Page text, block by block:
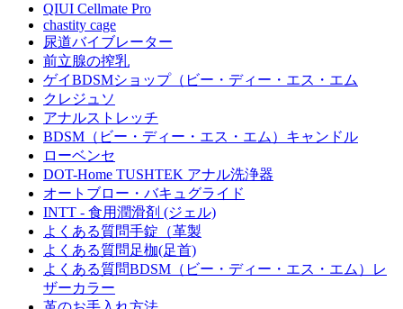
QIUI Cellmate Pro
chastity cage
尿道バイブレーター
前立腺の搾乳
ゲイBDSMショップ（ビー・ディー・エス・エム
クレジュソ
アナルストレッチ
BDSM（ビー・ディー・エス・エム）キャンドル
ローベンセ
DOT-Home TUSHTEK アナル洗浄器
オートブロー・バキュグライド
INTT - 食用潤滑剤 (ジェル)
よくある質問手錠（革製
よくある質問足枷(足首)
よくある質問BDSM（ビー・ディー・エス・エム）レ
ザーカラー